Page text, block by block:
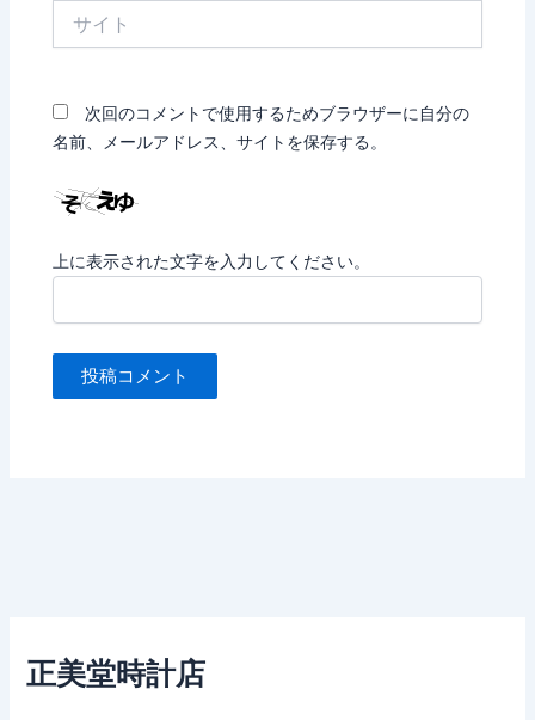
次回のコメントで使用するためブラウザーに自分の
名前、メールアドレス、サイトを保存する。
上に表示された文字を入力してください。
正美堂時計店